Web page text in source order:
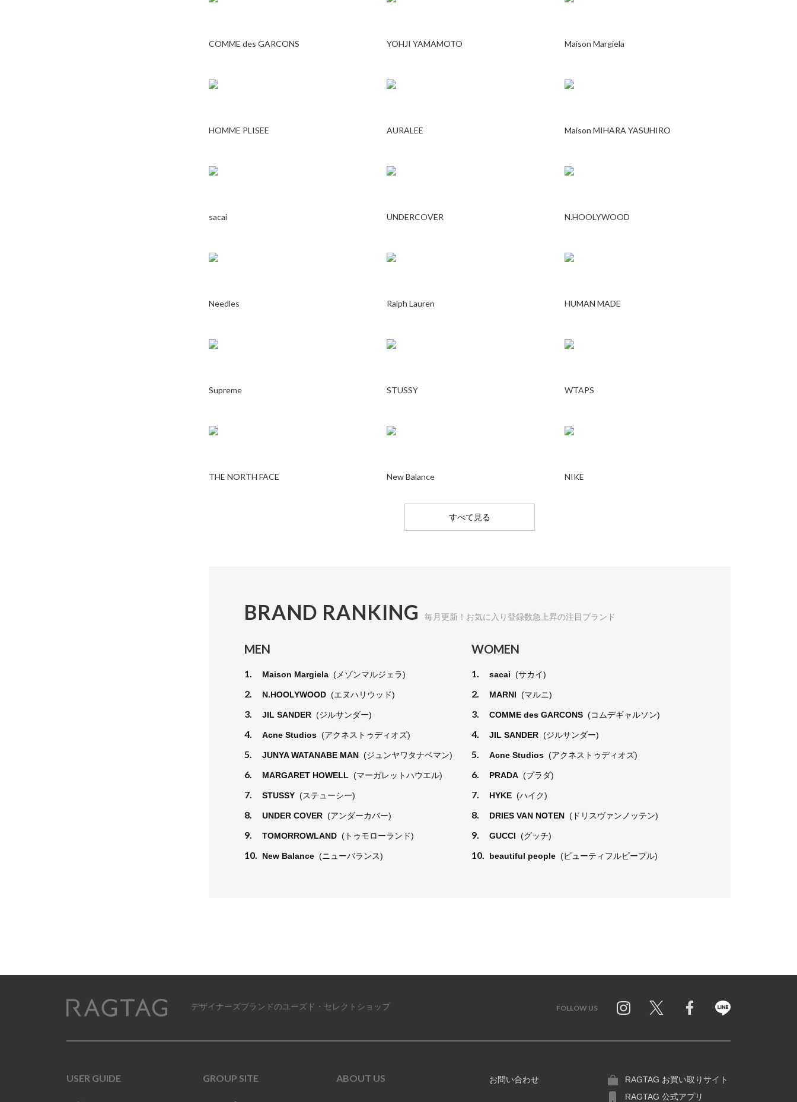
COMME des GARCONS YOHJI YAMAMOTO Maison Margiela
HOMME PLISEE AURALEE Maison MIHARA YASUHIRO
sacai UNDERCOVER N.HOOLYWOOD
Needles Ralph Lauren HUMAN MADE
Supreme STUSSY WTAPS
THE NORTH FACE New Balance NIKE
すべて見る
BRAND RANKING 毎月更新！お気に入り登録数急上昇の注目ブランド
MEN
1. Maison Margiela (メゾンマルジェラ)
2. N.HOOLYWOOD (エヌハリウッド)
3. JIL SANDER (ジルサンダー)
4. Acne Studios (アクネストゥディオズ)
5. JUNYA WATANABE MAN (ジュンヤワタナベマン)
6. MARGARET HOWELL (マーガレットハウエル)
7. STUSSY (ステューシー)
8. UNDER COVER (アンダーカバー)
9. TOMORROWLAND (トゥモローランド)
10. New Balance (ニューバランス)
WOMEN
1. sacai (サカイ)
2. MARNI (マルニ)
3. COMME des GARCONS (コムデギャルソン)
4. JIL SANDER (ジルサンダー)
5. Acne Studios (アクネストゥディオズ)
6. PRADA (プラダ)
7. HYKE (ハイク)
8. DRIES VAN NOTEN (ドリスヴァンノッテン)
9. GUCCI (グッチ)
10. beautiful people (ビューティフルピープル)
デザイナーズブランドのユーズド・セレクトショップ FOLLOW US
USER GUIDE GROUP SITE ABOUT US お問い合わせ
RAGTAG お買い取りサイト
RAGTAG 公式アプリ